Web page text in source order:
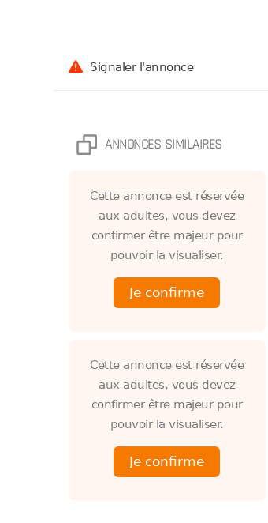
Signaler l'annonce
ANNONCES SIMILAIRES
Cette annonce est réservée
aux adultes, vous devez
confirmer être majeur pour
pouvoir la visualiser.
Cette annonce est réservée
aux adultes, vous devez
confirmer être majeur pour
pouvoir la visualiser.